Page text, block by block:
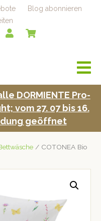
Blog abonnieren
a
v
i
DORMIENTE Pro­
vom 27. 07 bis 16.
geöffnet
/ COTONEA Bio